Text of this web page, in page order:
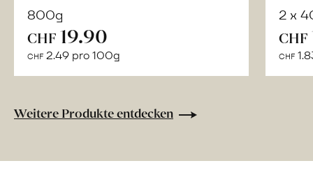
800g
CHF 19.90
CHF 2.49 pro 100g
2 x
CHF
CHF
Weitere Produkte entdecken